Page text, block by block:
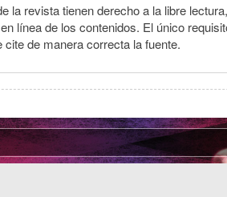
revista tienen derecho a la libre
línea de los contenidos. El único
cite de manera correcta la fuente.